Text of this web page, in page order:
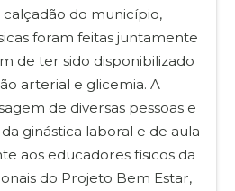
do município,
foram feitas juntamente
de ter sido disponibilizado
arterial e glicemia. A
de diversas pessoas e
ginástica laboral e de aula
aos educadores físicos da
do Projeto Bem Estar,